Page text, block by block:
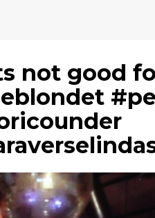
not good